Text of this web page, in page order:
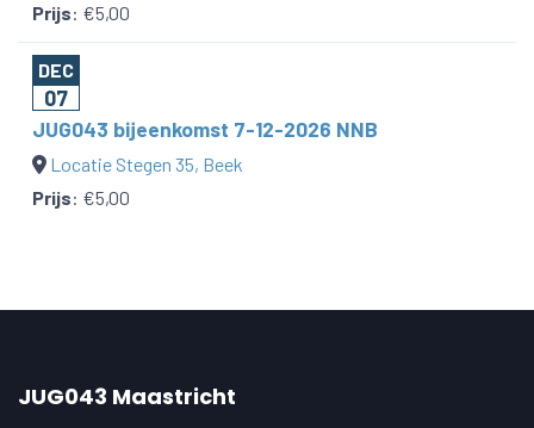
Prijs: €5,00
DEC
07
JUG043 bijeenkomst 7-12-2026 NNB
Locatie Stegen 35, Beek
Prijs: €5,00
JUG043 Maastricht